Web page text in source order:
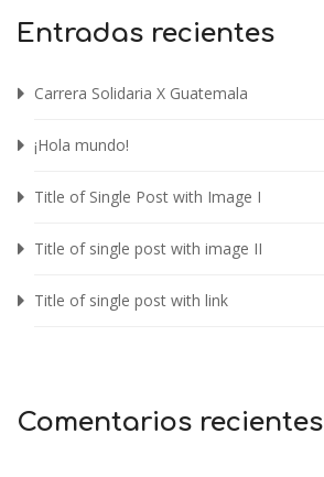
Entradas recientes
Carrera Solidaria X Guatemala
¡Hola mundo!
Title of Single Post with Image I
Title of single post with image II
Title of single post with link
Comentarios recientes